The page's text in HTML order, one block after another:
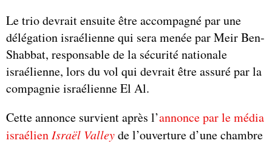
Le trio devrait ensuite être accompagné par une
délégation israélienne qui sera menée par Meir Ben-
Shabbat, responsable de la sécurité nationale
israélienne, lors du vol qui devrait être assuré par la
compagnie israélienne El Al.
Cette annonce survient après l’annonce par le média
israélien Israël Valleyde l’ouverture d’une chambre